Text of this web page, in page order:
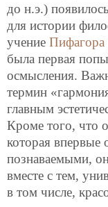
до н.э.)
для истории
учение Пифагора
была первая
осмысления.
термин
главным
Кроме того, что
которая впервые
познаваемыми,
вместе с тем,
в том числе,